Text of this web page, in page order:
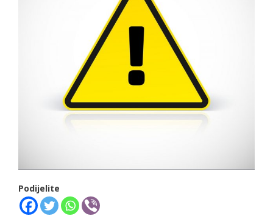
Podijelite